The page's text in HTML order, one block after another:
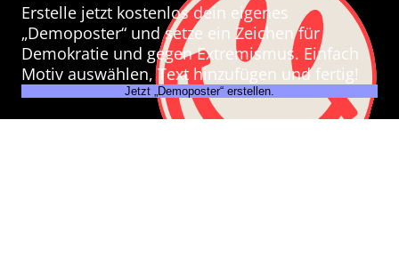
Erstelle jetzt kostenlos dein eigenes
„Demoposter“ und setze ein Zeichen für
Demokratie und gegen Extremismus. Einfach
Motiv auswählen, Text hinzufügen und fertig!
Jetzt „Demoposter“ erstellen.